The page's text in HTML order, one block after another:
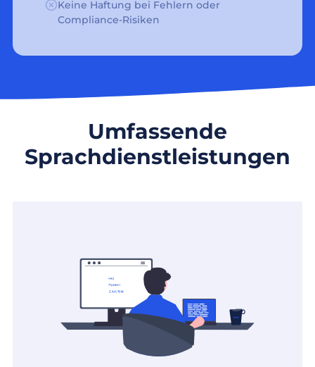
Keine Haftung bei Fehlern oder
Compliance-Risiken
Umfassende
Sprachdienstleistungen